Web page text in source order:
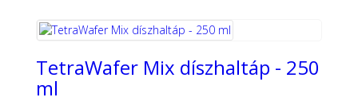
TetraWafer Mix díszhaltáp - 250
ml